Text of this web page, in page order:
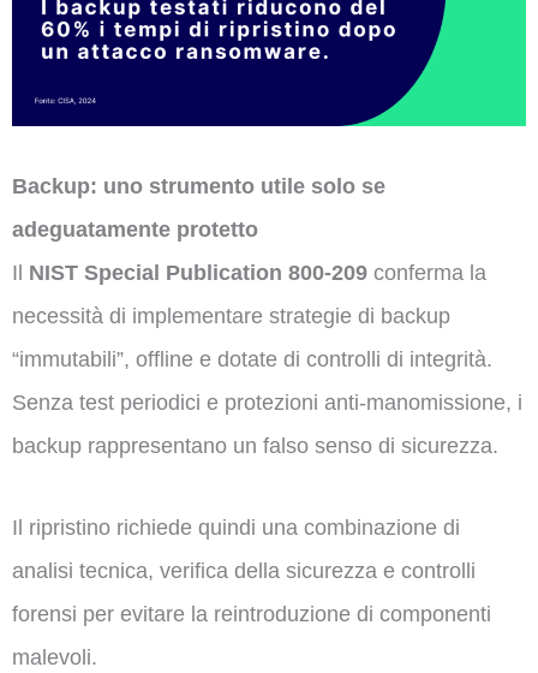
Backup: uno strumento utile solo se
adeguatamente protetto
Il NIST Special Publication 800-209 conferma la
necessità di implementare strategie di backup
“immutabili”, offline e dotate di controlli di integrità.
Senza test periodici e protezioni anti-manomissione, i
backup rappresentano un falso senso di sicurezza.
Il ripristino richiede quindi una combinazione di
analisi tecnica, verifica della sicurezza e controlli
forensi per evitare la reintroduzione di componenti
malevoli.